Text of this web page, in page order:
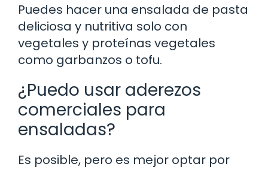
Puedes hacer una ensalada de pasta
deliciosa y nutritiva solo con
vegetales y proteínas vegetales
como garbanzos o tofu.
¿Puedo usar aderezos
comerciales para
ensaladas?
Es posible, pero es mejor optar por